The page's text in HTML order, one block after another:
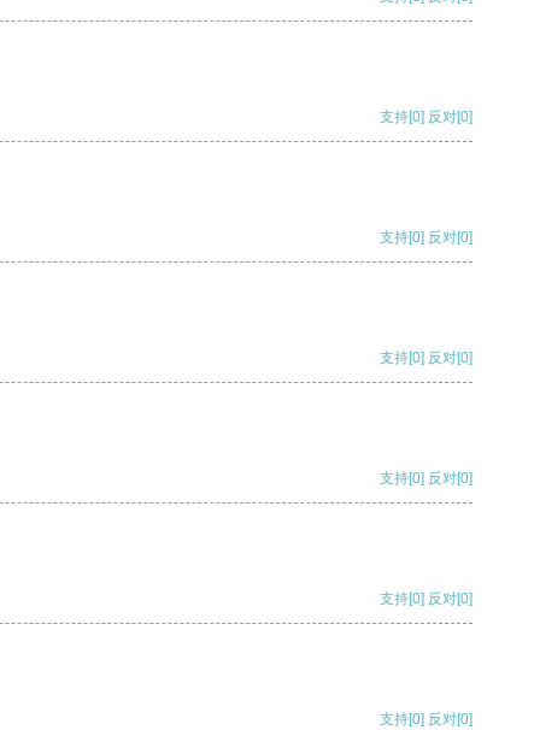
支持[0] 反对[0]
支持[0] 反对[0]
支持[0] 反对[0]
支持[0] 反对[0]
支持[0] 反对[0]
支持[0] 反对[0]